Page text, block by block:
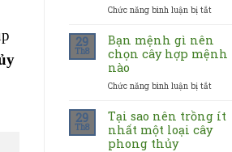
Chức năng bình luận bị tắtở
tặng
khai
ẩn
những
ý
29
Th8
Bạn mệnh gì nên
chọn cây hợp mệnh
nào
Chức năng bình luận bị tắtở
mệnh
gì
29
Th8
Tại sao nên trồng ít
nhất một loại cây
phong thủy